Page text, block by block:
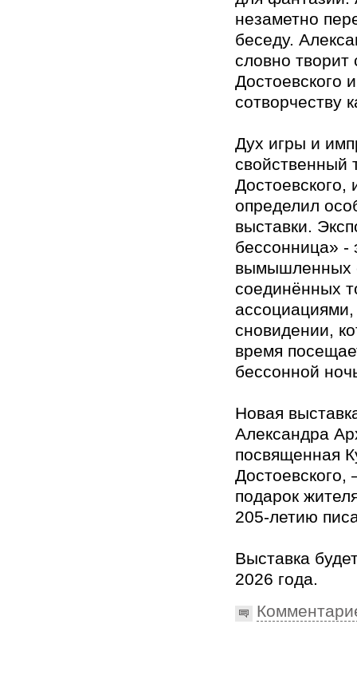
незаметно
беседу.
словно
Достоевского
сотворчеству
Дух игры и
свойственный
Достоевского,
определил
выставки.
бессонница» -
вымышленных
соединённых
сновидении,
время
бессонной
Новая
Александра
посвященная
Достоевского,
подарок
205-летию
Выставка
2026 года.